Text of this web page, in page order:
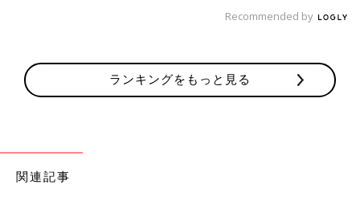
Recommended by
ランキングをもっと見る
関連記事